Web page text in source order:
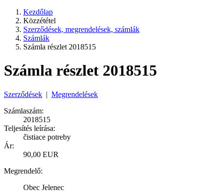
Kezdőlap
Közzététel
Szerződések, megrendelések, számlák
Számlák
Számla részlet 2018515
Számla részlet 2018515
Szerződések | Megrendelések
Számlaszám:
2018515
Teljesítés leírása:
čistiace potreby
Ár:
90,00 EUR
Megrendelő:
Obec Jelenec